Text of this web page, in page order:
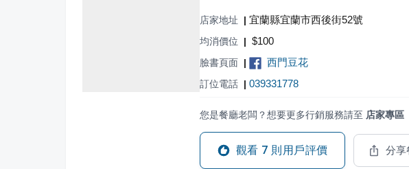
店家地址 | 宜蘭縣宜蘭市西後街52號
均消價位 | $100
臉書頁面 | 西門豆花
訂位電話 | 039331778
您是餐廳老闆？想要更多行銷服務請至 店家專區
觀看 7 則用戶評價 分享